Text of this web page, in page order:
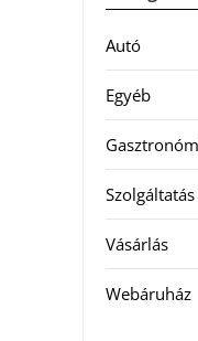
Autó
Egyéb
Szolgáltatás
Vásárlás
Webáruház